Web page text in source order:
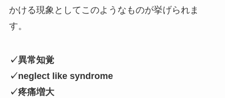
かける現象としてこのようなものが挙げられま
す。
✓異常知覚
✓neglect like syndrome
✓疼痛増大